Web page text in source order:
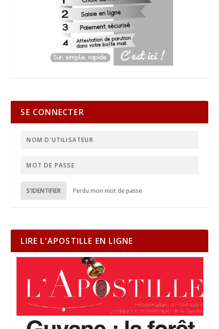
SE CONNECTER
S'IDENTIFIER Perdu mon mot de passe
LIRE L'APOSTILLE EN LIGNE